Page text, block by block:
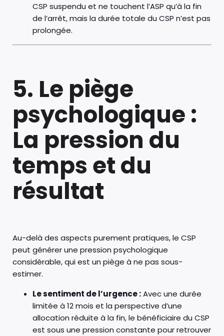
CSP suspendu et ne touchent l’ASP qu’à la fin
de l’arrêt, mais la durée totale du CSP n’est pas
prolongée.
5. Le piège
psychologique :
La pression du
temps et du
résultat
Au-delà des aspects purement pratiques, le CSP
peut générer une pression psychologique
considérable, qui est un piège à ne pas sous-
estimer.
Le sentiment de l’urgence :Avec une durée
limitée à 12 mois et la perspective d’une
allocation réduite à la fin, le bénéficiaire du CSP
est sous une pression constante pour retrouver